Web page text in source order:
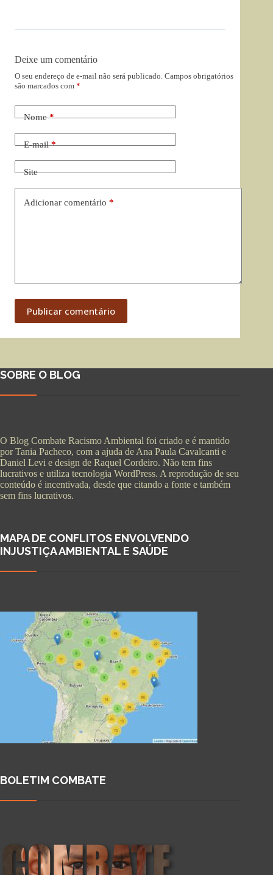
Deixe um comentário
O seu endereço de e-mail não será publicado. Campos obrigatórios
são marcados com *
Nome*
E-mail*
Site
Adicionar comentário *
Publicar comentário
SOBRE O BLOG
O Blog Combate Racismo Ambiental foi criado e é mantido
por Tania Pacheco, com a ajuda de Ana Paula Cavalcanti e
Daniel Levi e design de Raquel Cordeiro. Não tem fins
lucrativos e utiliza tecnologia WordPress. A reprodução de seu
conteúdo é incentivada, desde que citando a fonte e também
sem fins lucrativos.
MAPA DE CONFLITOS ENVOLVENDO
INJUSTIÇA AMBIENTAL E SAÚDE
BOLETIM COMBATE